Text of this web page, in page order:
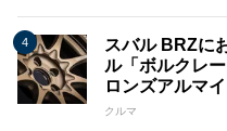
スバル BRZに
ル「ボルクレ
ロンズアルマ
クルマ